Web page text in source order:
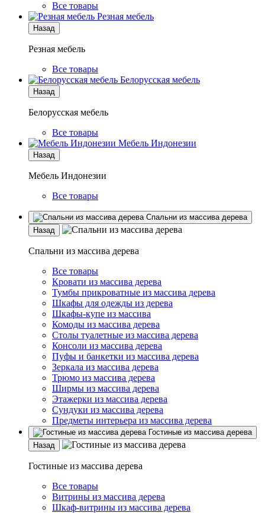
Все товары
Резная мебель
Назад
Резная мебель
Все товары
Белорусская мебель
Назад
Белорусская мебель
Все товары
Мебель Индонезии
Назад
Мебель Индонезии
Все товары
Спальни из массива дерева
Назад
Спальни из массива дерева
Все товары
Кровати из массива дерева
Тумбы прикроватные из массива дерева
Шкафы для одежды из дерева
Шкафы-купе из массива
Комоды из массива дерева
Столы туалетные из массива дерева
Консоли из массива дерева
Пуфы и банкетки из массива дерева
Зеркала из массива дерева
Трюмо из массива дерева
Ширмы из массива дерева
Этажерки из массива дерева
Сундуки из массива дерева
Предметы интерьера из массива дерева
Гостиные из массива дерева
Назад
Гостиные из массива дерева
Все товары
Витрины из массива дерева
Шкаф-витрины из массива дерева